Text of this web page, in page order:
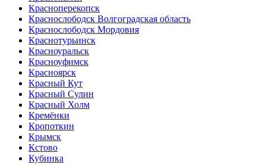
Красноперекопск
Краснослободск Волгоградская область
Краснослободск Мордовия
Краснотурьинск
Красноуральск
Красноуфимск
Красноярск
Красный Кут
Красный Сулин
Красный Холм
Кремёнки
Кропоткин
Крымск
Кстово
Кубинка